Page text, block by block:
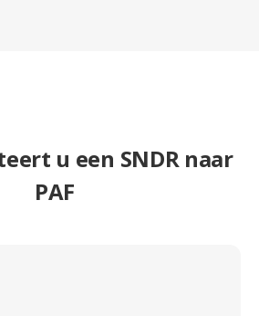
u een SNDR naar
PAF